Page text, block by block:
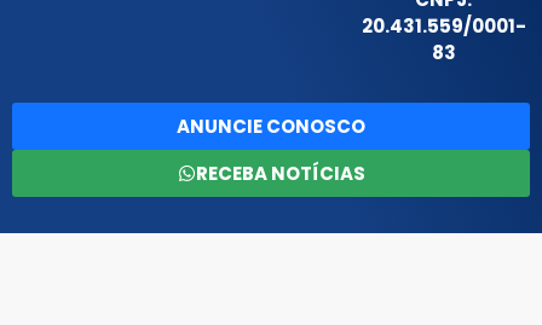
20.431.559/0001-
83
ANUNCIE CONOSCO
RECEBA NOTÍCIAS